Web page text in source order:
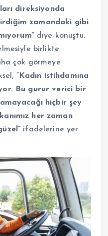
direksiyonda
zamandaki gibi
diye konuştu.
birlikte
çok görmeye
“Kadın istihdamına
Bu gurur verici bir
hiçbir şey
her zaman
ifadelerine yer